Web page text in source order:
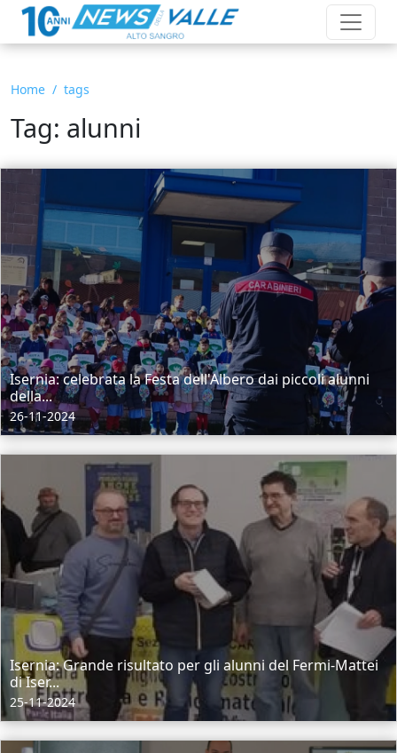
Home tags
Tag: alunni
Isernia: celebrata la Festa dell'Albero dai piccoli alunni
della...
26-11-2024
Isernia: Grande risultato per gli alunni del Fermi-Mattei
di Iser...
25-11-2024